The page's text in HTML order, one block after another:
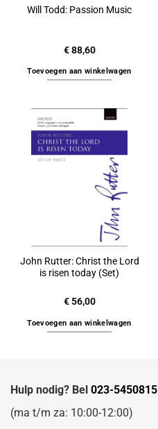
Will Todd: Passion Music
€88,60
Toevoegen aan winkelwagen
John Rutter: Christ the Lord
is risen today (Set)
€56,00
Toevoegen aan winkelwagen
Hulp nodig? Bel 023-5450815
(ma t/m za: 10:00-12:00)